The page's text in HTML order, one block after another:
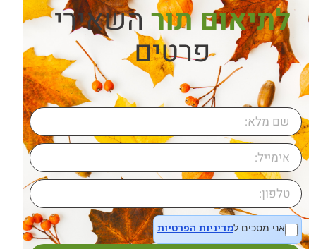
לתיאום תורהשאירי
פרטים
אני מסכים למדיניות הפרטיות